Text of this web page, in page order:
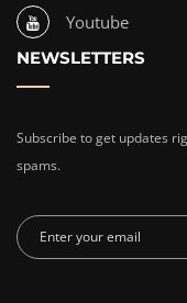
Youtube
NEWSLETTERS
Subscribe to get updates
spams.